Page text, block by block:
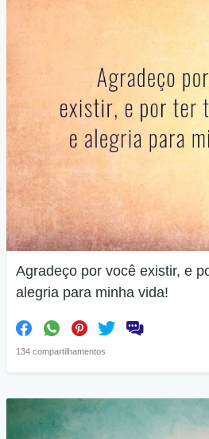
Agradeço por você existir, e
alegria para minha vida!
134 compartilhamentos